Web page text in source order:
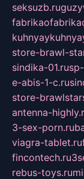
seksuzb.ru
store-brawl-
sindika-01.ru
e-abis-1-c.ru
store-
antenna-
3-sex-porn.ru
viagra-tablet.ru
fincontech.ru
rebus-toys.ru